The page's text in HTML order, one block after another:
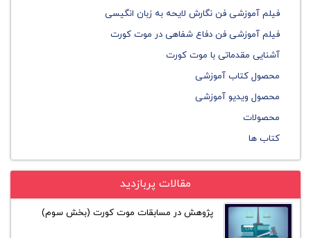
فیلم آموزشی فن نگارش لایحه به زبان انگیسی
فیلم آموزشی فن دفاع شفاهی در موت کورت
آشنایی مقدماتی با موت کورت
محصول کتاب آموزشی
محصول ویدیو آموزشی
محصولات
کتاب ها
مقالات پربازدید
پژوهش در مسابقات موت کورت (بخش سوم)